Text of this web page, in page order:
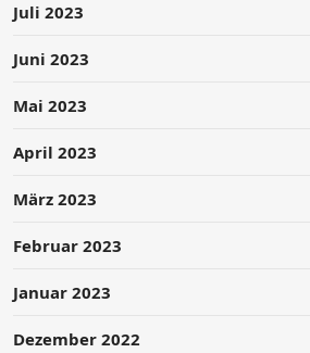
Juli 2023
Juni 2023
Mai 2023
April 2023
März 2023
Februar 2023
Januar 2023
Dezember 2022